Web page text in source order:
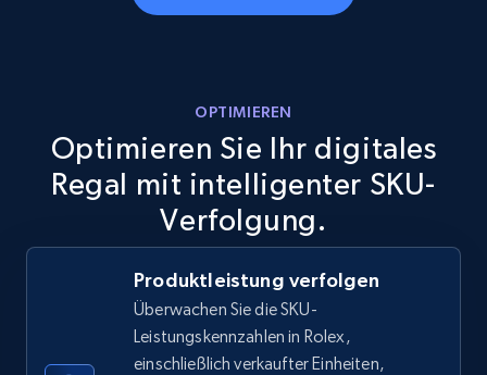
Walmart - products - Discover products by
5.6K+ 875+ Jetzt anfangen
TikTok Shop
URL, Title, Available, Description, Currency, Initial
price, Final price, Discount percent, and more.
OPTIMIEREN
Optimieren Sie Ihr digitales
Regal mit intelligenter SKU-
Verfolgung.
Produktleistung verfolgen
Überwachen Sie die SKU-
Leistungskennzahlen in Rolex,
einschließlich verkaufter Einheiten,